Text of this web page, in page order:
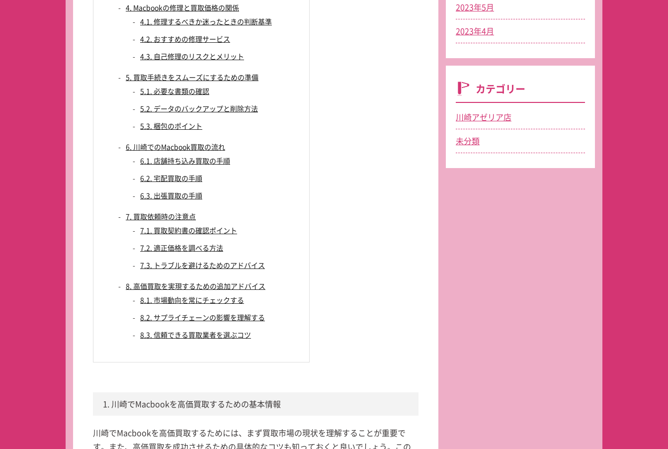
4. Macbookの修理と買取価格の関係
4.1. 修理するべきか迷ったときの判断基準
4.2. おすすめの修理サービス
4.3. 自己修理のリスクとメリット
5. 買取手続きをスムーズにするための準備
5.1. 必要な書類の確認
5.2. データのバックアップと削除方法
5.3. 梱包のポイント
6. 川崎でのMacbook買取の流れ
6.1. 店舗持ち込み買取の手順
6.2. 宅配買取の手順
6.3. 出張買取の手順
7. 買取依頼時の注意点
7.1. 買取契約書の確認ポイント
7.2. 適正価格を調べる方法
7.3. トラブルを避けるためのアドバイス
8. 高価買取を実現するための追加アドバイス
8.1. 市場動向を常にチェックする
8.2. サプライチェーンの影響を理解する
8.3. 信頼できる買取業者を選ぶコツ
1. 川崎でMacbookを高価買取するための基本情報
川崎でMacbookを高価買取するためには、まず買取市場の現状を理解することが重要で
す。また、高価買取を成功させるための具体的なコツも知っておくと良いでしょう。この
2023年5月
2023年4月
カテゴリー
川崎アゼリア店
未分類